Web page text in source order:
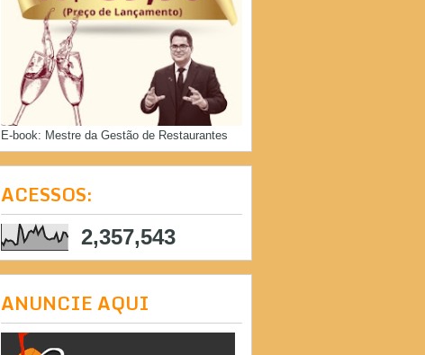
E-book: Mestre da Gestão de Restaurantes
ACESSOS:
2,357,543
ANUNCIE AQUI